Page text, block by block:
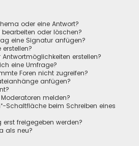
oder eine Antwort?
oder löschen?
eine Signatur anfügen?
erstellen?
eine Umfrage?
Foren nicht zugreifen?
anfügen?
melden?
Schaltfläche beim Schreiben eines
freigegeben werden?
als neu?